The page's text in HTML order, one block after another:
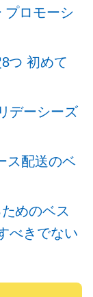
プロモーシ
8つ初めて
デーシーズ
ス配送のベ
めのベス
べきでない